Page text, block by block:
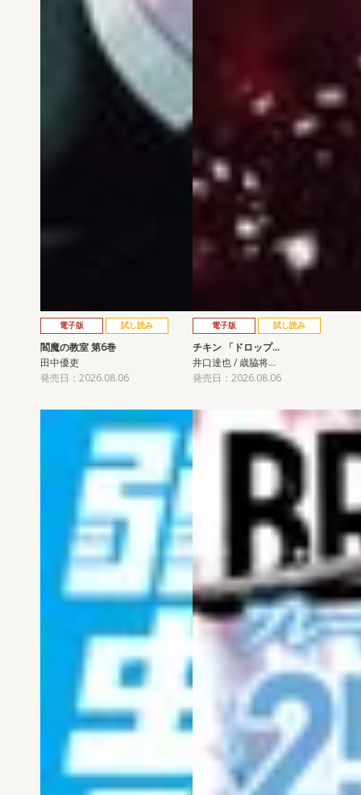
電子版 試し読み
閻魔の教室 第6巻
田中優吏
発売日：2026.08.06
電子版 試し読み
チキン 「ドロップ…
井口達也 / 歳脇将…
発売日：2026.08.06